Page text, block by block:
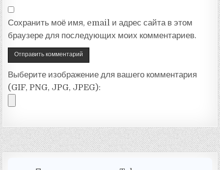
Сохранить моё имя, email и адрес сайта в этом
браузере для последующих моих комментариев.
Выберите изображение для вашего комментария
(GIF, PNG, JPG, JPEG):